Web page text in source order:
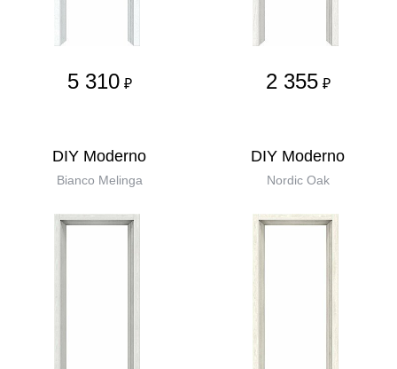
5 310 ₽ 2 355 ₽
DIY Moderno
Bianco Melinga
DIY Moderno
Nordic Oak